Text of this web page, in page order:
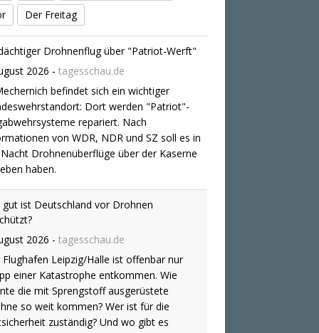
Der Freitag
Drohnenüberflüge über der Kaserne
haben.
gut ist Deutschland vor Drohnen
2026 -tagesschau.de
Flughafen Leipzig/Halle ist offenbar nur
einer Katastrophe entkommen. Wie
die mit Sprengstoff ausgerüstete
so weit kommen? Wer ist für die
zuständig? Und wo gibt es
Von Claudia Kornmeier.
Sicherheitsrat tagt zu Vorfall mit
Drohne
2026 -tagesschau.de
dem Vorfall mit einer Sprengstoff-Drohne
Leipzig/Halle hatte es
gegeben, der Nationale
müsse sich mit dem Thema